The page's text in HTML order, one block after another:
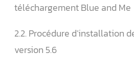
téléchargement Blue and Me
2.2. Procédure d’installation
version 5.6